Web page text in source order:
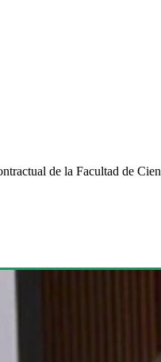
de la Facultad de